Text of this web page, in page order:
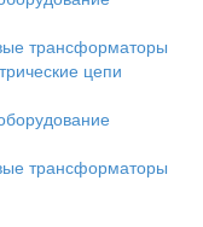
трансформаторы
цепи
трансформаторы